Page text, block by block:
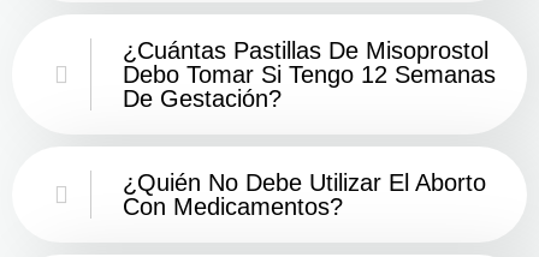
¿Cuántas Pastillas De Misoprostol
Debo Tomar Si Tengo 12 Semanas
De Gestación?
¿Quién No Debe Utilizar El Aborto
Con Medicamentos?